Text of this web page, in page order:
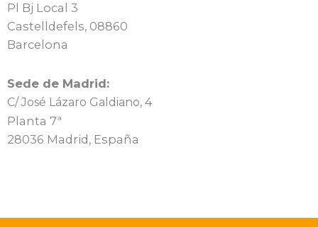
Pl Bj Local 3
Castelldefels, 08860
Barcelona
Sede de Madrid:
C/ José Lázaro Galdiano, 4
Planta 7ª
28036 Madrid, España